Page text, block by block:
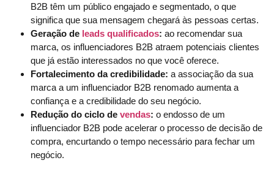
B2B têm um público engajado e segmentado, o que
significa que sua mensagem chegará às pessoas certas.
Geração de leads qualificados: ao recomendar sua
marca, os influenciadores B2B atraem potenciais clientes
que já estão interessados no que você oferece.
Fortalecimento da credibilidade: a associação da sua
marca a um influenciador B2B renomado aumenta a
confiança e a credibilidade do seu negócio.
Redução do ciclo de vendas: o endosso de um
influenciador B2B pode acelerar o processo de decisão de
compra, encurtando o tempo necessário para fechar um
negócio.